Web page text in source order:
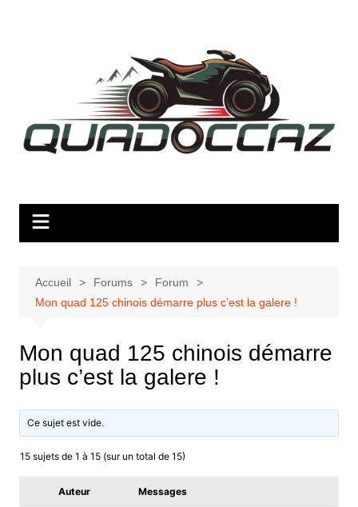
Accueil Forums
Forum
Mon quad 125 chinois démarre plus c’est la galere !
Mon quad 125 chinois démarre
plus c’est la galere !
Ce sujet est vide.
15 sujets de 1 à 15 (sur un total de 15)
Auteur Messages